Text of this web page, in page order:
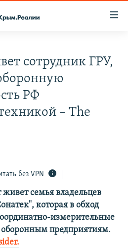
КРЫМА
11 ИСТОРИЙ СОПРОТИВЛЕНИЯ
сотрудник ГРУ,
РФ
– The
без VPN
семья владельцев
которая в обход
измерительные
предприятиям.